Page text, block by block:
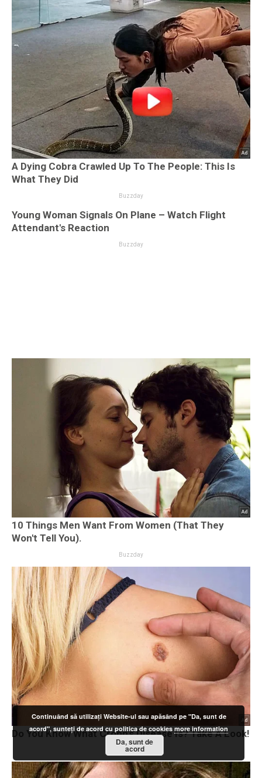
Continuând să utilizați Website-ul sau apăsând pe "Da, sunt de
acord", sunteți de acord cu politica de cookiesmore information
Da, sunt de
acord